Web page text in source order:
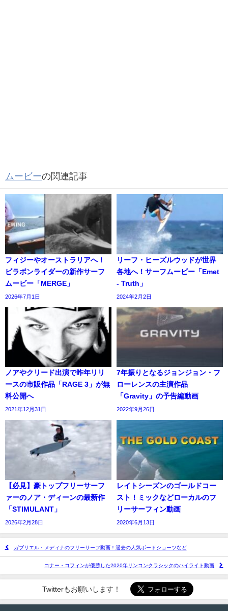
ムービーの関連記事
フィジーやオーストラリアへ！
ビラボンライダーの新作サーフ
ムービー「MERGE」
2026年7月1日
リーフ・ヒーズルウッドが世界
各地へ！サーフムービー「Emet
- Truth」
2024年2月2日
ノアやクリード出演で昨年リリ
ースの市販作品「RAGE 3」が無
料公開へ
2021年12月31日
7年振りとなるジョンジョン・フ
ローレンスの主演作品
「Gravity」の予告編動画
2022年9月26日
【必見】豪トップフリーサーフ
ァーのノア・ディーンの最新作
「STIMULANT」
2026年2月28日
レイトシーズンのゴールドコー
スト！ミックなどローカルのフ
リーサーフィン動画
2020年6月13日
ガブリエル・メディナのフリーサーフ動画！過去の人気ボードショーツなど
コナー・コフィンが優勝した2020年リンコンクラシックのハイライト動画
Twitterもお願いします！